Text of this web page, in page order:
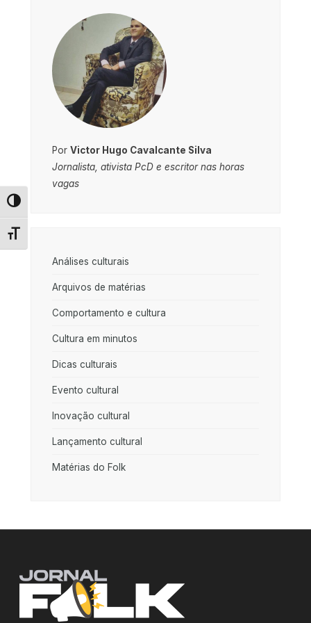
Alternar alto contraste
Alternar tamanho da fonte
interesting from these lists...
Por Victor Hugo Cavalcante Silva
Jornalista, ativista PcD e escritor nas horas
vagas
Análises culturais
Arquivos de matérias
Comportamento e cultura
Cultura em minutos
Dicas culturais
Evento cultural
Inovação cultural
Lançamento cultural
Matérias do Folk